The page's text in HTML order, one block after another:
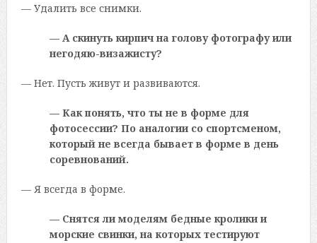
— Удалить все снимки.
— А скинуть кирпич на голову фотографу или
негодяю-визажисту?
— Нет. Пусть живут и развиваются.
— Как понять, что ты не в форме для
фотосессии? По аналогии со спортсменом,
который не всегда бывает в форме в день
соревнований.
— Я всегда в форме.
— Снятся ли моделям бедные кролики и
морские свинки, на которых тестируют